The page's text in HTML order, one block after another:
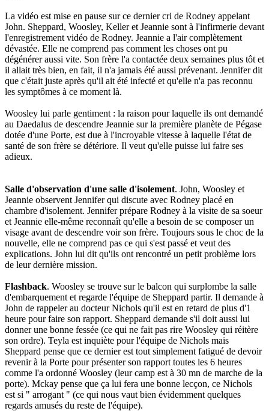
La vidéo est mise en pause sur ce dernier cri de Rodney appelant
John. Sheppard, Woosley, Keller et Jeannie sont à l'infirmerie devant
l'enregistrement vidéo de Rodney. Jeannie a l'air complètement
dévastée. Elle ne comprend pas comment les choses ont pu
dégénérer aussi vite. Son frère l'a contactée deux semaines plus tôt et
il allait très bien, en fait, il n'a jamais été aussi prévenant. Jennifer dit
que c'était juste après qu'il ait été infecté et qu'elle n'a pas reconnu
les symptômes à ce moment là.
Woosley lui parle gentiment : la raison pour laquelle ils ont demandé
au Daedalus de descendre Jeannie sur la première planète de Pégase
dotée d'une Porte, est due à l'incroyable vitesse à laquelle l'état de
santé de son frère se détériore. Il veut qu'elle puisse lui faire ses
adieux.
Salle d'observation d'une salle d'isolement. John, Woosley et
Jeannie observent Jennifer qui discute avec Rodney placé en
chambre d'isolement. Jennifer prépare Rodney à la visite de sa soeur
et Jeannie elle-même reconnaît qu'elle a besoin de se composer un
visage avant de descendre voir son frère. Toujours sous le choc de la
nouvelle, elle ne comprend pas ce qui s'est passé et veut des
explications. John lui dit qu'ils ont rencontré un petit problème lors
de leur dernière mission.
Flashback. Woosley se trouve sur le balcon qui surplombe la salle
d'embarquement et regarde l'équipe de Sheppard partir. Il demande à
John de rappeler au docteur Nichols qu'il est en retard de plus d'1
heure pour faire son rapport. Sheppard demande s'il doit aussi lui
donner une bonne fessée (ce qui ne fait pas rire Woosley qui réitère
son ordre). Teyla est inquiète pour l'équipe de Nichols mais
Sheppard pense que ce dernier est tout simplement fatigué de devoir
revenir à la Porte pour présenter son rapport toutes les 6 heures
comme l'a ordonné Woosley (leur camp est à 30 mn de marche de la
porte). Mckay pense que ça lui fera une bonne lecçon, ce Nichols
est si " arrogant " (ce qui nous vaut bien évidemment quelques
regards amusés du reste de l'équipe).